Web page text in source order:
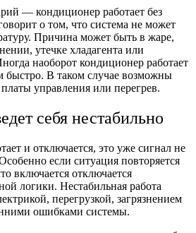
— кондиционер работает без
о том, что система не может
Причина может быть в жаре,
утечке хладагента или
наоборот кондиционер работает
быстро. В таком случае возможны
управления или перегрев.
себя нестабильно
и отключается, это уже сигнал не
если ситуация повторяется
включается отключается
логики. Нестабильная работа
перегрузкой, загрязнением
ошибками системы.